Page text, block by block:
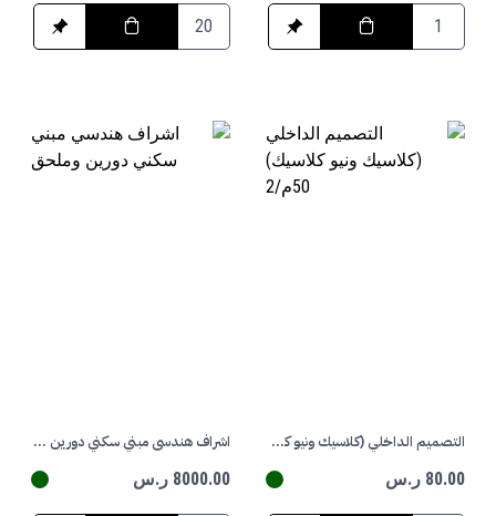
التصميم الداخلي (كلاسيك ونيو كلاسيك) 50م/2
80.00 ر.س
اشراف هندسي مبني سكني دورين وملحق
8000.00 ر.س